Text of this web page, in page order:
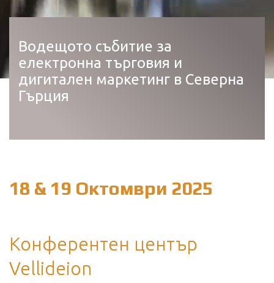
Водещото събитие за
електронна търговия и
дигитален маркетинг в Северна
Гърция
18 & 19 Oктомври 2025
Конферентен център
Vellideion